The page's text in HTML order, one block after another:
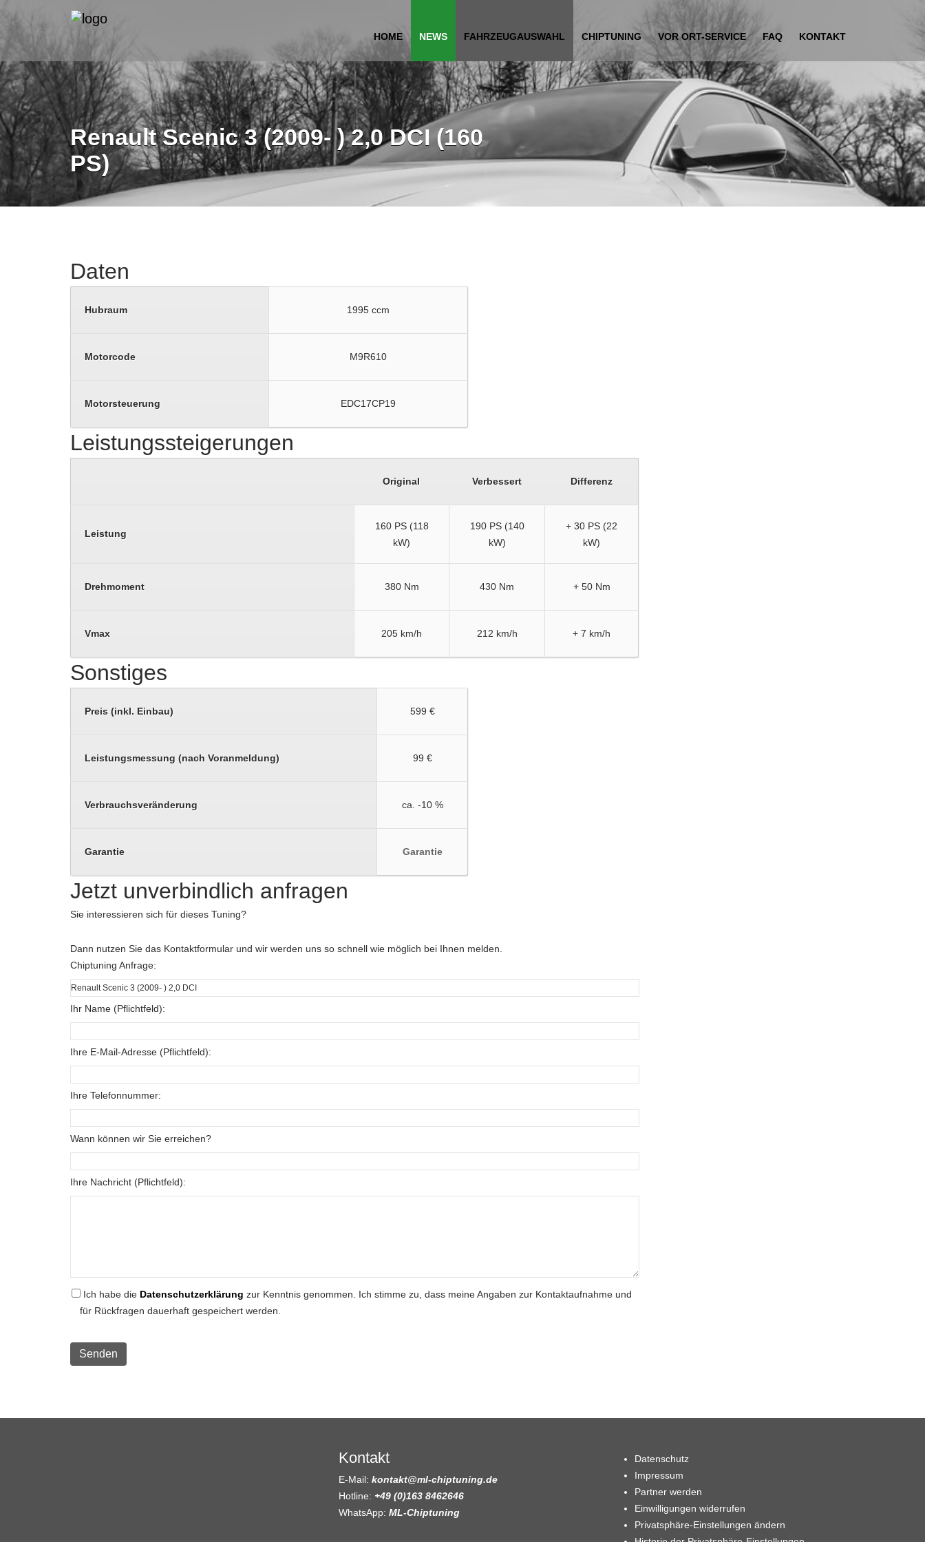
HOME NEWS FAHRZEUGAUSWAHL CHIPTUNING VOR ORT-SERVICE FAQ KONTAKT
Renault Scenic 3 (2009- ) 2,0 DCI (160
PS)
Daten
Hubraum 1995 ccm
Motorcode M9R610
Motorsteuerung EDC17CP19
Leistungssteigerungen
Original Verbessert Differenz
Leistung
160 PS (118
kW)
190 PS (140
kW)
+ 30 PS (22
kW)
Drehmoment 380 Nm 430 Nm + 50 Nm
Vmax 205 km/h 212 km/h + 7 km/h
Sonstiges
Preis (inkl. Einbau) 599 €
Leistungsmessung (nach Voranmeldung) 99 €
Verbrauchsveränderung ca. -10 %
Garantie Garantie
Jetzt unverbindlich anfragen
Sie interessieren sich für dieses Tuning?
Dann nutzen Sie das Kontaktformular und wir werden uns so schnell wie möglich bei Ihnen melden.
Chiptuning Anfrage:
Ihr Name (Pflichtfeld):
Ihre E-Mail-Adresse (Pflichtfeld):
Ihre Telefonnummer:
Wann können wir Sie erreichen?
Ihre Nachricht (Pflichtfeld):
Ich habe die Datenschutzerklärung zur Kenntnis genommen. Ich stimme zu, dass meine Angaben zur Kontaktaufnahme und
für Rückfragen dauerhaft gespeichert werden.
Kontakt
E-Mail: kontakt@ml-chiptuning.de
Hotline: +49 (0)163 8462646
WhatsApp: ML-Chiptuning
Datenschutz
Impressum
Partner werden
Einwilligungen widerrufen
Privatsphäre-Einstellungen ändern